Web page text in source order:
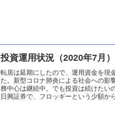
投資運用状況（2020年7月）
転居は延期にしたので、運用資金を現
た。新型コロナ肺炎による社会への影
務中心は継続中。でも投資は続けたい
日興証券で、フロッギーという少額か